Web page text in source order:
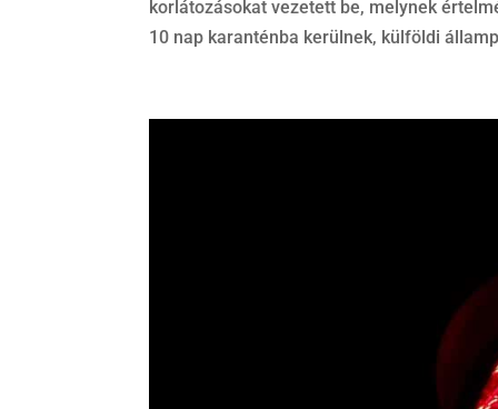
korlátozásokat vezetett be, melynek
10 nap karanténba kerülnek, külföldi